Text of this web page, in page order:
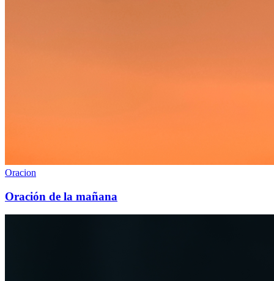
Oracion
Oración de la mañana